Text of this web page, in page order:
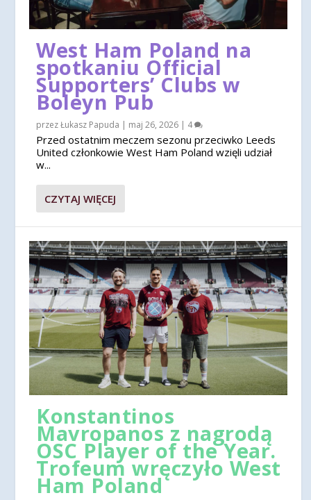
West Ham Poland na
spotkaniu Official
Supporters’ Clubs w
Boleyn Pub
przezŁukasz Papuda | maj 26, 2026 | 4
Przed ostatnim meczem sezonu przeciwko Leeds
United członkowie West Ham Poland wzięli udział
w...
CZYTAJ WIĘCEJ
Konstantinos
Mavropanos z nagrodą
OSC Player of the Year.
Trofeum wręczyło West
Ham Poland